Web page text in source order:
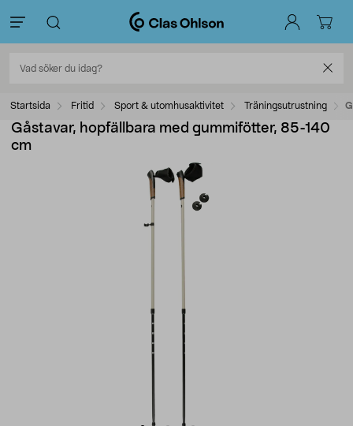
Startsida Fritid Sport & utomhusaktivitet Träningsutrustning
Gåstavar, hopfällbara med gummifötter, 85-140
cm